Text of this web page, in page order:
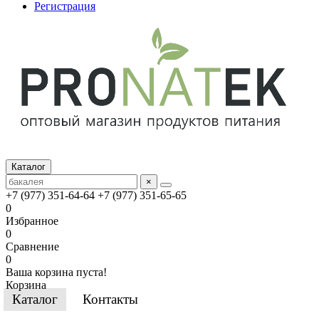
Регистрация
Каталог
×
+7 (977) 351-64-64 +7 (977) 351-65-65
0
Избранное
0
Сравнение
0
Ваша корзина пуста!
Корзина
Каталог Контакты